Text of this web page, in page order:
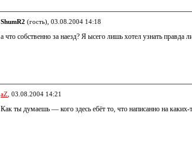
ShumR2 (гость), 03.08.2004 14:18
а что собственно за наезд? Я ысего лишь хотел узнать
aZ , 03.08.2004 14:21
Как ты думаешь — кого здесь ебёт то, что написанно на каких-